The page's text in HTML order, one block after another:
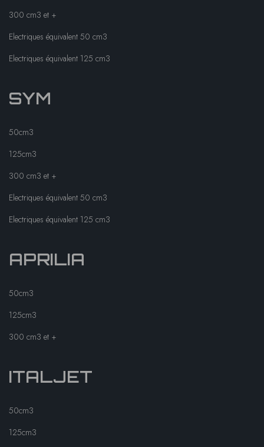
300 cm3 et +
Electriques équivalent 50 cm3
Electriques équivalent 125 cm3
SYM
50cm3
125cm3
300 cm3 et +
Electriques équivalent 50 cm3
Electriques équivalent 125 cm3
APRILIA
50cm3
125cm3
300 cm3 et +
ITALJET
50cm3
125cm3